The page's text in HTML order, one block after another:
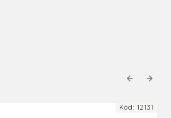
Previous
Kód: 12131
Next